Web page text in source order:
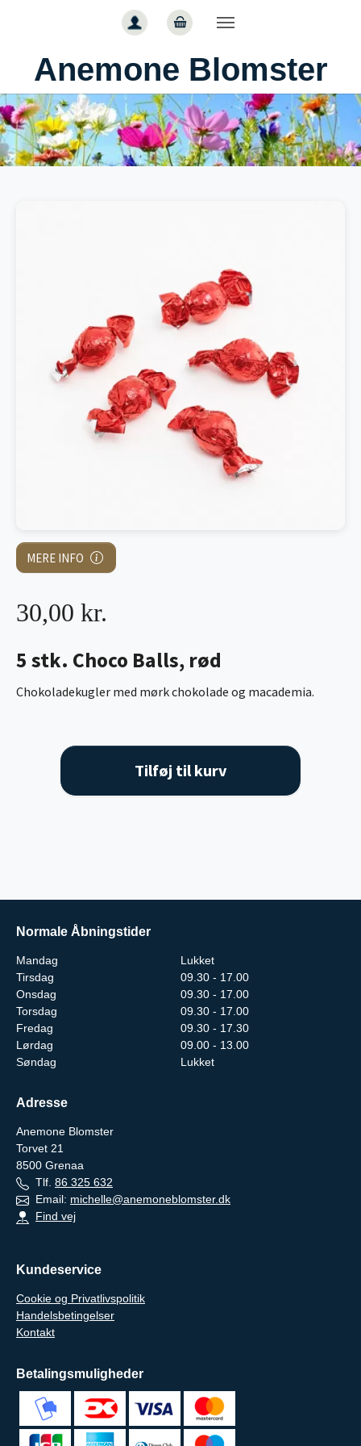
Anemone Blomster
MERE INFO
5 stk. Choco Balls, rød
Chokoladekugler med mørk chokolade og macademia.
30,00 kr.
Tilføj til kurv
Normale Åbningstider
Mandag
Lukket
Tirsdag
09.30 - 17.00
Onsdag
09.30 - 17.00
Torsdag
09.30 - 17.00
Fredag
09.30 - 17.30
Lørdag
09.00 - 13.00
Søndag
Lukket
Adresse
Anemone Blomster
Torvet 21
8500 Grenaa
Tlf. 86 325 632
Email: michelle@anemoneblomster.dk
Find vej
Kundeservice
Cookie og Privatlivspolitik
Handelsbetingelser
Kontakt
Betalingsmuligheder